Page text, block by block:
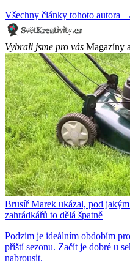
Všechny články tohoto autora →
Vybrali jsme pro vás Magazíny
Brusíř Marek ukázal, pod
zahrádkářů to dělá špatně
Podzim je ideálním obdobím
příští sezonu. Začít je dobré u
nabrousit.